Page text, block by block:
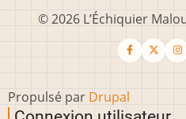
© 2026 L’Échiquier
Propulsé par Drupal